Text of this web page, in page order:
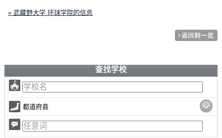
» 武藏野大学 环球学院的信息
查找学校
都道府县